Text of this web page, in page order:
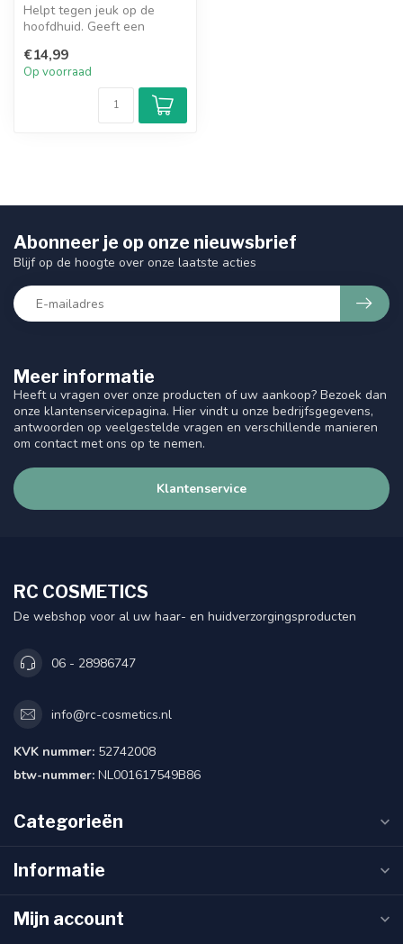
Helpt tegen jeuk op de
hoofdhuid. Geeft een
verkoelend g...
€14,99
Op voorraad
Meer informatie
Heeft u vragen over onze producten of uw aankoop? Bezoek dan
onze klantenservicepagina. Hier vindt u onze bedrijfsgegevens,
antwoorden op veelgestelde vragen en verschillende manieren
om contact met ons op te nemen.
Klantenservice
Abonneer je op onze nieuwsbrief
Blijf op de hoogte over onze laatste acties
RC COSMETICS
De webshop voor al uw haar- en huidverzorgingsproducten
06 - 28986747
info@rc-cosmetics.nl
KVK nummer: 52742008
btw-nummer: NL001617549B86
Categorieën
Informatie
Mijn account